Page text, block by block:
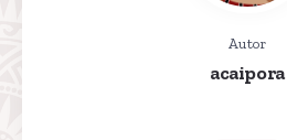
Autor
acaipora